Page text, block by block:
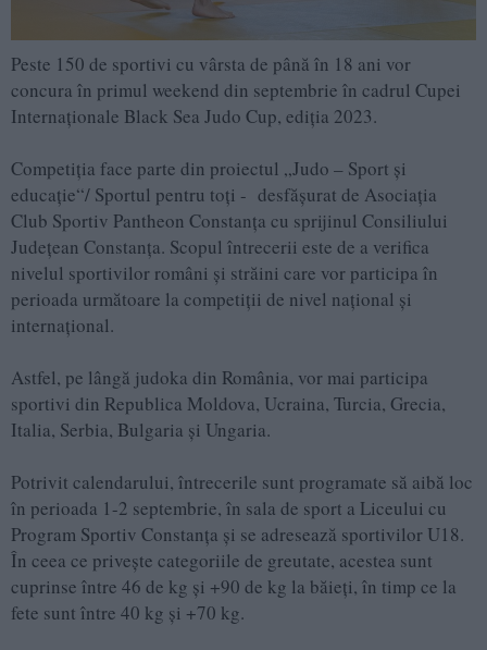
Peste 150 de sportivi cu vârsta de până în 18 ani vor
concura în primul weekend din septembrie în cadrul Cupei
Internaționale Black Sea Judo Cup, ediția 2023.
Competiția face parte din proiectul „Judo – Sport și
educație“/ Sportul pentru toți - desfășurat de Asociația
Club Sportiv Pantheon Constanța cu sprijinul Consiliului
Județean Constanța. Scopul întrecerii este de a verifica
nivelul sportivilor români și străini care vor participa în
perioada următoare la competiții de nivel național și
internațional.
Astfel, pe lângă judoka din România, vor mai participa
sportivi din Republica Moldova, Ucraina, Turcia, Grecia,
Italia, Serbia, Bulgaria și Ungaria.
Potrivit calendarului, întrecerile sunt programate să aibă loc
în perioada 1-2 septembrie, în sala de sport a Liceului cu
Program Sportiv Constanța și se adresează sportivilor U18.
În ceea ce privește categoriile de greutate, acestea sunt
cuprinse între 46 de kg și +90 de kg la băieți, în timp ce la
fete sunt între 40 kg și +70 kg.